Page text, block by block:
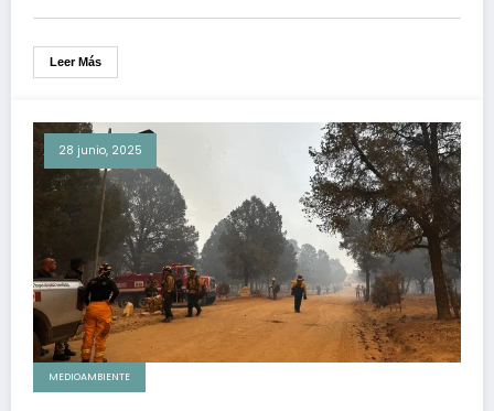
Leer Más
28 junio, 2025
MEDIOAMBIENTE